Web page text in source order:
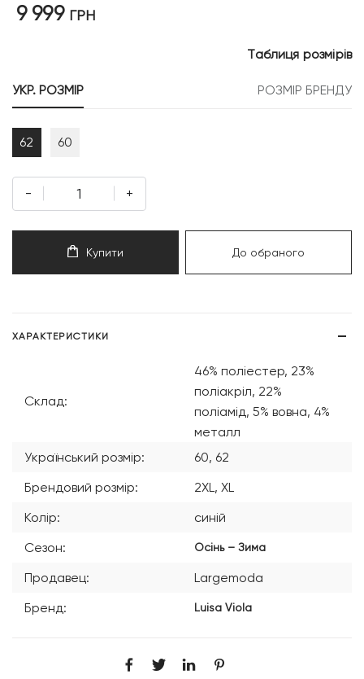
9 999 ГРН
УКР. РОЗМІР РОЗМІР БРЕНДУ
Таблиця розмірів
62 60
- +
Купити До обраного
ХАРАКТЕРИСТИКИ
Склад:
46% поліестер, 23%
поліакріл, 22%
поліамід, 5% вовна, 4%
металл
Український розмір:
60, 62
Брендовий розмір:
2XL, XL
Колір:
синій
Сезон:
Осінь – Зима
Продавец:
Largemoda
Бренд:
Luisa Viola